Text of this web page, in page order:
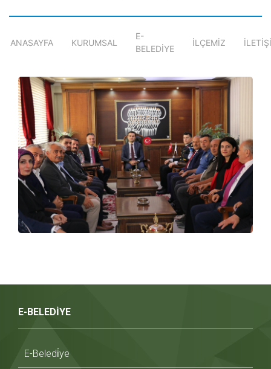
ANASAYFA KURUMSAL
E-
BELEDİYE
İLÇEMİZ
E-BELEDİYE
E-Beledi̇ye